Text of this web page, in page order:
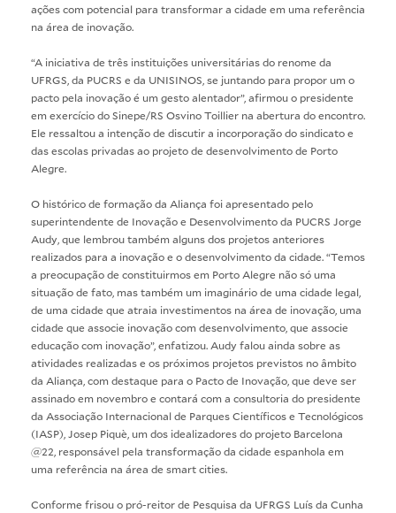
ações com potencial para transformar a cidade em uma referência
na área de inovação.
“A iniciativa de três instituições universitárias do renome da
UFRGS, da PUCRS e da UNISINOS, se juntando para propor um o
pacto pela inovação é um gesto alentador”, afirmou o presidente
em exercício do Sinepe/RS Osvino Toillier na abertura do encontro.
Ele ressaltou a intenção de discutir a incorporação do sindicato e
das escolas privadas ao projeto de desenvolvimento de Porto
Alegre.
O histórico de formação da Aliança foi apresentado pelo
superintendente de Inovação e Desenvolvimento da PUCRS Jorge
Audy, que lembrou também alguns dos projetos anteriores
realizados para a inovação e o desenvolvimento da cidade. “Temos
a preocupação de constituirmos em Porto Alegre não só uma
situação de fato, mas também um imaginário de uma cidade legal,
de uma cidade que atraia investimentos na área de inovação, uma
cidade que associe inovação com desenvolvimento, que associe
educação com inovação”, enfatizou. Audy falou ainda sobre as
atividades realizadas e os próximos projetos previstos no âmbito
da Aliança, com destaque para o Pacto de Inovação, que deve ser
assinado em novembro e contará com a consultoria do presidente
da Associação Internacional de Parques Científicos e Tecnológicos
(IASP), Josep Piquè, um dos idealizadores do projeto Barcelona
@22, responsável pela transformação da cidade espanhola em
uma referência na área de smart cities.
Conforme frisou o pró-reitor de Pesquisa da UFRGS Luís da Cunha